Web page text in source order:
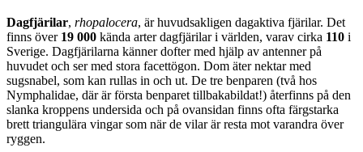
Dagfjärilar, rhopalocera, är huvudsakligen dagaktiva fjärilar. Det
finns över 19 000 kända arter dagfjärilar i världen, varav cirka 110 i
Sverige. Dagfjärilarna känner dofter med hjälp av antenner på
huvudet och ser med stora facettögon. Dom äter nektar med
sugsnabel, som kan rullas in och ut. De tre benparen (två hos
Nymphalidae, där är första benparet tillbakabildat!) återfinns på den
slanka kroppens undersida och på ovansidan finns ofta färgstarka
brett triangulära vingar som när de vilar är resta mot varandra över
ryggen.